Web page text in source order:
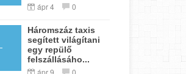
ápr 4 0
Háromszáz taxis
segített világítani
egy repülő
felszállásáho...
ápr 9 0